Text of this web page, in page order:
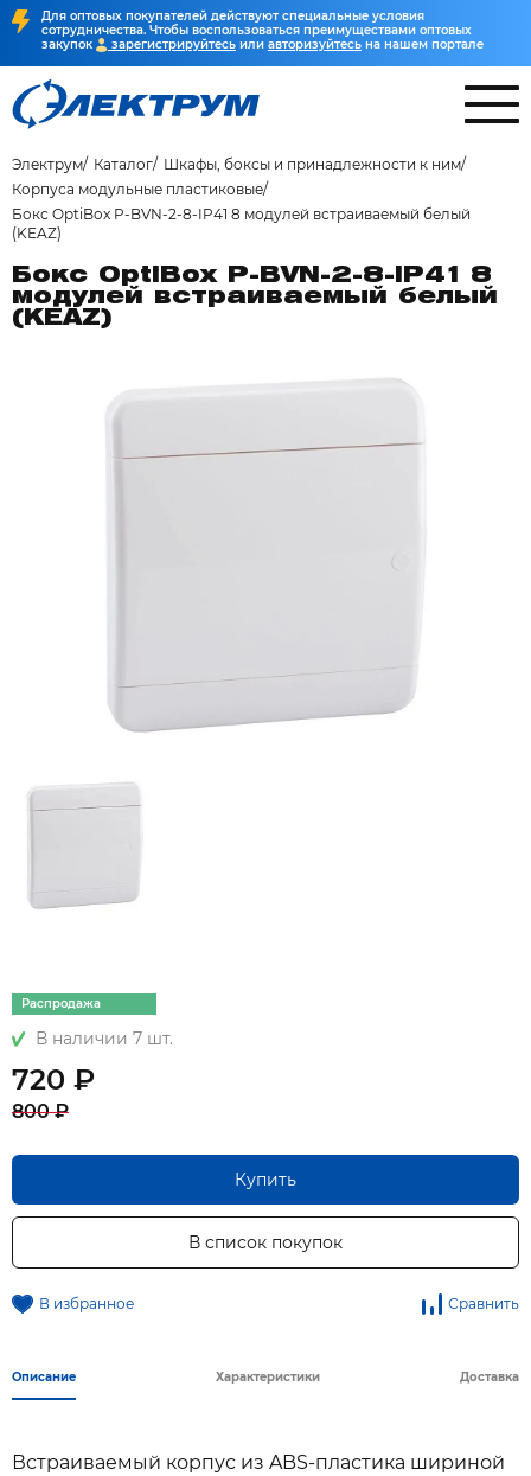
Для оптовых покупателей действуют специальные условия
сотрудничества. Чтобы воспользоваться преимуществами оптовых
закупок
зарегистрируйтесь или авторизуйтесь на нашем портале
Электрум Каталог
Шкафы, боксы и принадлежности к ним
Корпуса модульные пластиковые
Бокс OptiBox P-BVN-2-8-IP41 8 модулей встраиваемый белый
(KEAZ)
Бокс OptiBox P-BVN-2-8-IP41 8
модулей встраиваемый белый
(KEAZ)
Распродажа
В наличии 7 шт.
720 ₽
800 ₽
Купить
В список покупок
В избранное Сравнить
Описание Характеристики Доставка
Встраиваемый корпус из ABS-пластика шириной